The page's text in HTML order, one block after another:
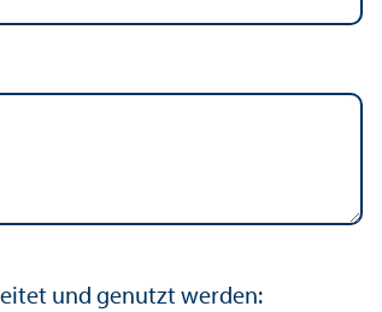
und genutzt werden: